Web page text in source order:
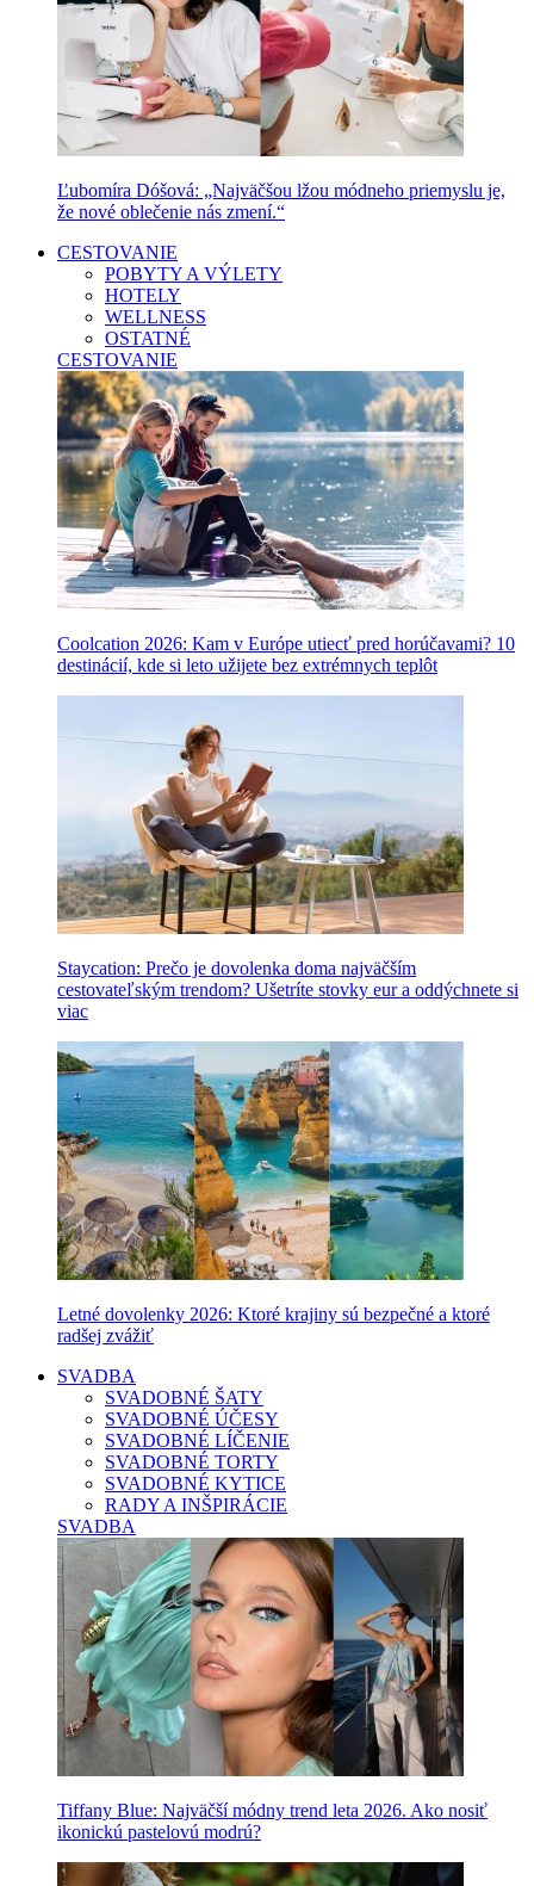
Ľubomíra Dóšová: „Najväčšou lžou módneho priemyslu je,
že nové oblečenie nás zmení.“
CESTOVANIE
POBYTY A VÝLETY
HOTELY
WELLNESS
OSTATNÉ
CESTOVANIE
Coolcation 2026: Kam v Európe utiecť pred horúčavami? 10
destinácií, kde si leto užijete bez extrémnych teplôt
Staycation: Prečo je dovolenka doma najväčším
cestovateľským trendom? Ušetríte stovky eur a oddýchnete si
viac
Letné dovolenky 2026: Ktoré krajiny sú bezpečné a ktoré
radšej zvážiť
SVADBA
SVADOBNÉ ŠATY
SVADOBNÉ ÚČESY
SVADOBNÉ LÍČENIE
SVADOBNÉ TORTY
SVADOBNÉ KYTICE
RADY A INŠPIRÁCIE
SVADBA
Tiffany Blue: Najväčší módny trend leta 2026. Ako nosiť
ikonickú pastelovú modrú?